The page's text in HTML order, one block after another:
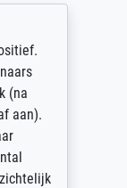
(na
aan).